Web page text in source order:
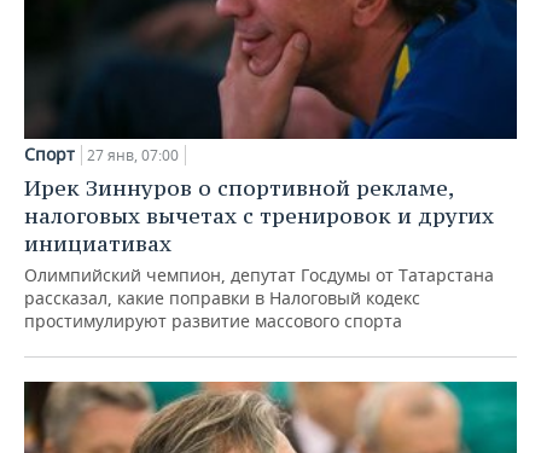
Спорт 27 янв, 07:00
Ирек Зиннуров о спортивной рекламе,
налоговых вычетах с тренировок и других
инициативах
Олимпийский чемпион, депутат Госдумы от Татарстана
рассказал, какие поправки в Налоговый кодекс
простимулируют развитие массового спорта